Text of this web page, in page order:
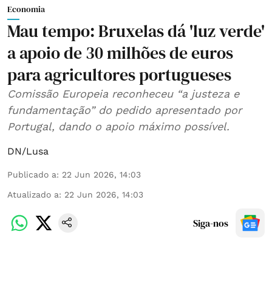
Economia
Mau tempo: Bruxelas dá 'luz verde'
a apoio de 30 milhões de euros
para agricultores portugueses
Comissão Europeia reconheceu “a justeza e
fundamentação” do pedido apresentado por
Portugal, dando o apoio máximo possível.
DN/Lusa
Publicado a: 22 Jun 2026, 14:03
Atualizado a: 22 Jun 2026, 14:03
Siga-nos